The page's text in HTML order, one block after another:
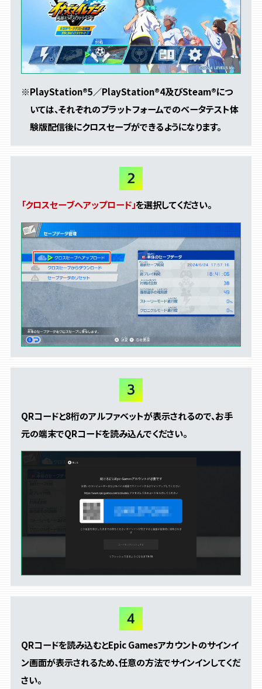
※PlayStation®5／PlayStation®4及びSteam®につ
いては、それぞれのプラットフォームでのベータテスト体
験版配信後にクロスセーブができるようになります。
「クロスセーブへアップロード」を選択してください。
QRコードと8桁のアルファベットが表示されるので、お手
元の端末でQRコードを読み込んでください。
QRコードを読み込むとEpic Gamesアカウントのサインイ
ン画面が表示されるため、任意の方法でサインインしてくだ
さい。